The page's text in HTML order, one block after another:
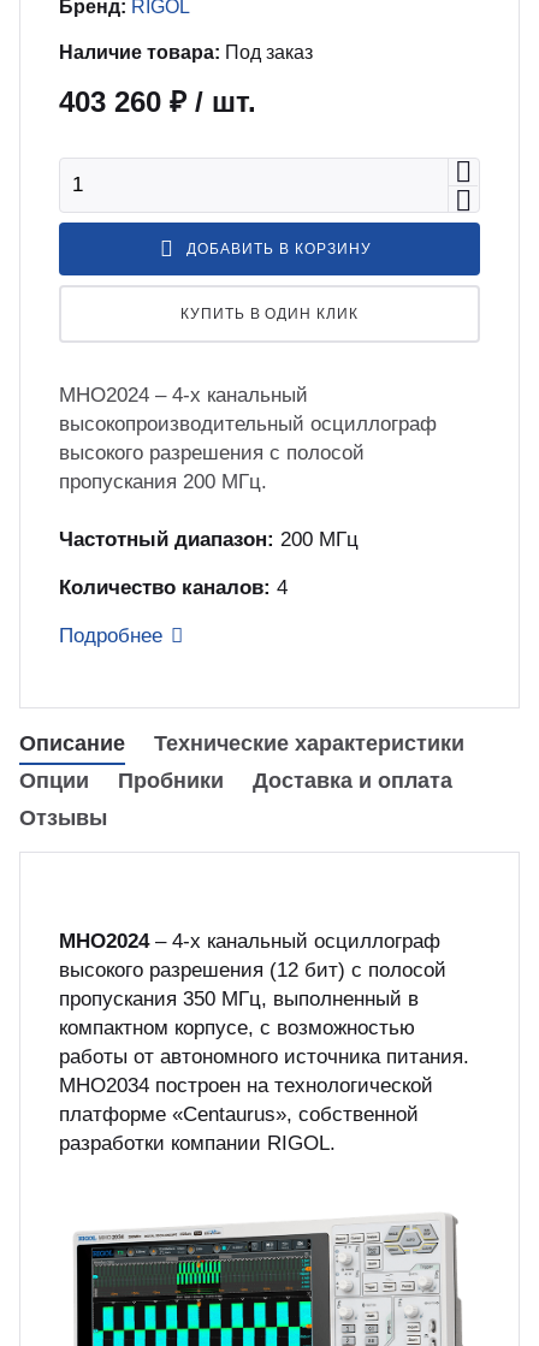
интеграционные проекты
ПО для автоматизации
оборудования
измерительного оборудования
безопасной и эффективной
с оборудованием
неиспользуемого оборудования
Бренд: RIGOL
Наличие товара: Под заказ
403 260 ₽ / шт.
ДОБАВИТЬ В КОРЗИНУ
КУПИТЬ В ОДИН КЛИК
MHO2024 – 4-х канальный
высокопроизводительный осциллограф
высокого разрешения с полосой
пропускания 200 МГц.
Частотный диапазон: 200 МГц
Количество каналов: 4
Подробнее
Описание
Технические характеристики
Опции
Пробники
Доставка и оплата
Отзывы
MHO2024– 4-х канальный осциллограф
высокого разрешения (12 бит) с полосой
пропускания 350 МГц, выполненный в
компактном корпусе, с возможностью
работы от автономного источника питания.
MHO2034 построен на технологической
платформе «Centaurus», собственной
разработки компании RIGOL.